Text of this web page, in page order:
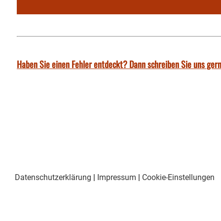
Haben Sie einen Fehler entdeckt? Dann schreiben Sie uns
Datenschutzerklärung | Impressum | Cookie-Einstellungen